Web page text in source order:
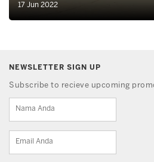
17 Jun 2022
NEWSLETTER SIGN UP
Subscribe to recieve upcoming